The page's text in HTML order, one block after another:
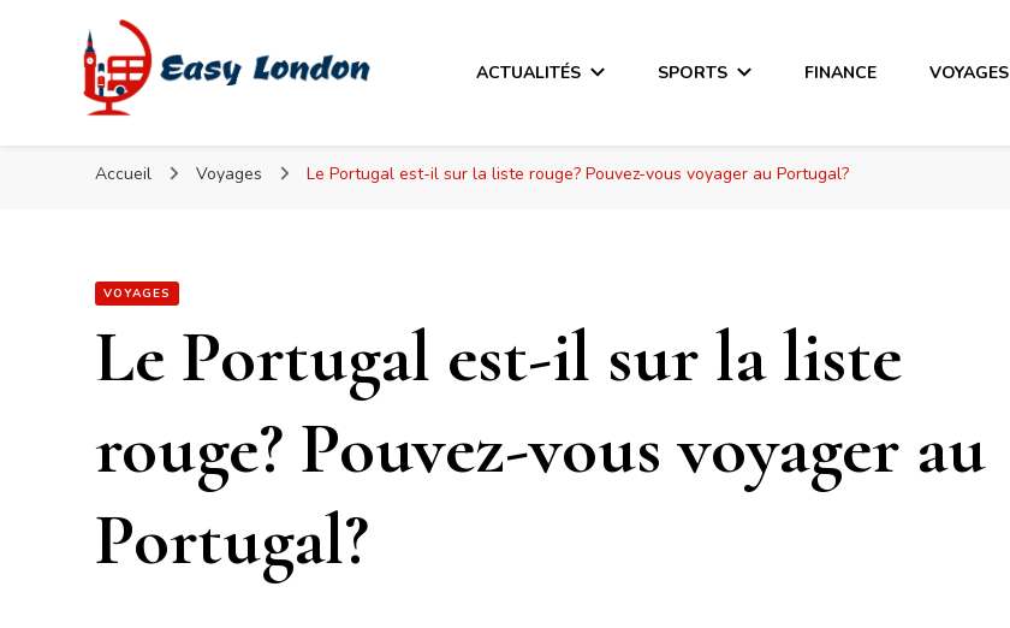
Easy London
Easy London
ACTUALITÉS SPORTS FINANCE VOYAGES
Accueil Voyages Le Portugal est-il sur la liste rouge? Pouvez-vous voyager au Portugal?
VOYAGES
Le Portugal est-il sur la liste
rouge? Pouvez-vous voyager au
Portugal?